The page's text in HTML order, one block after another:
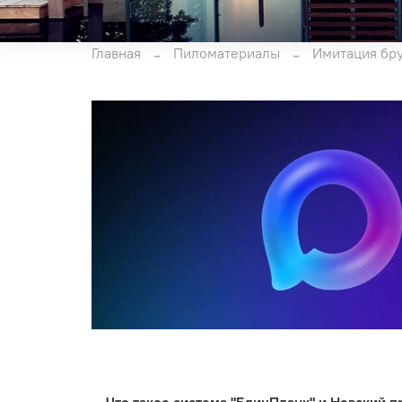
Главная Пиломатериалы Имитация